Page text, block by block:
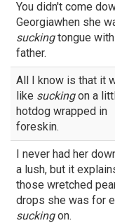
You didn't come
Georgiawhen she
suckingtongue
father.
All I know is that it
like suckingon a
hotdog wrapped in
foreskin.
I never had her
a lush, but it
those wretched
drops she was for
suckingon.